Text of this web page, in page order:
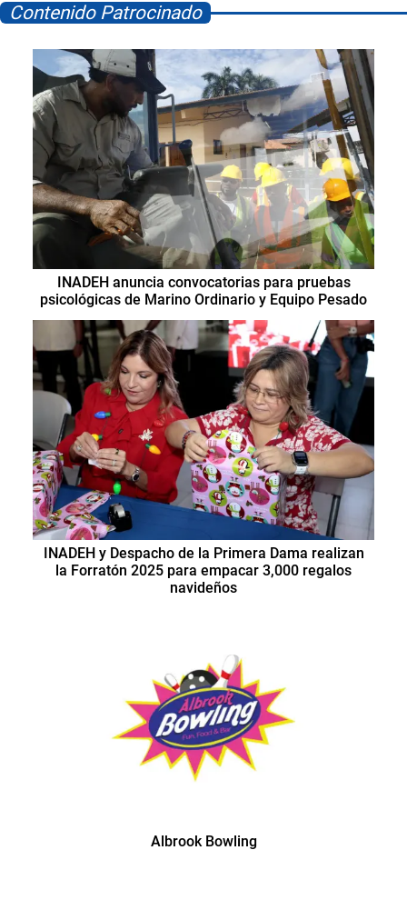
Contenido Patrocinado
INADEH anuncia convocatorias para pruebas
psicológicas de Marino Ordinario y Equipo Pesado
INADEH y Despacho de la Primera Dama realizan
la Forratón 2025 para empacar 3,000 regalos
navideños
Albrook Bowling